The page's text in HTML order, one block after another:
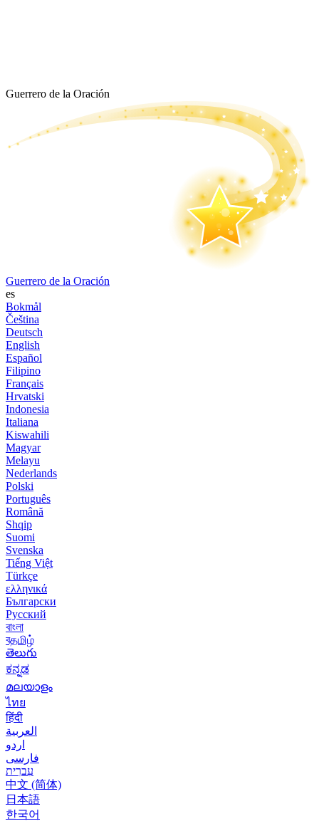
Guerrero de la Oración
Guerrero de la Oración
es
Bokmål
Čeština
Deutsch
English
Español
Filipino
Français
Hrvatski
Indonesia
Italiana
Kiswahili
Magyar
Melayu
Nederlands
Polski
Português
Română
Shqip
Suomi
Svenska
Tiếng Việt
Türkçe
ελληνικά
Български
Русский
বাংলা
বதமிழ்
తెలుగు
ಕನ್ನಡ
മലയാളം
ไทย
हिंदी
العربية
اردو
فارسی
עִברִית
中文 (简体)
日本語
한국어